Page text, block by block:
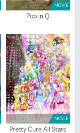
MOVIE
Pop in Q
MOVIE
Pretty Cure All Stars